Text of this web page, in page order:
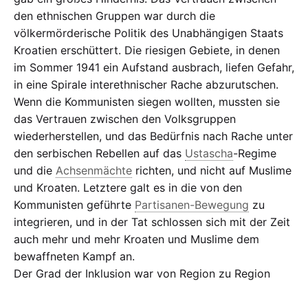
den ethnischen Gruppen war durch die
völkermörderische Politik des Unabhängigen Staats
Kroatien erschüttert. Die riesigen Gebiete, in denen
im Sommer 1941 ein Aufstand ausbrach, liefen Gefahr,
in eine Spirale interethnischer Rache abzurutschen.
Wenn die Kommunisten siegen wollten, mussten sie
das Vertrauen zwischen den Volksgruppen
wiederherstellen, und das Bedürfnis nach Rache unter
den serbischen Rebellen auf das Ustascha-Regime
und die Achsenmächte richten, und nicht auf Muslime
und Kroaten. Letztere galt es in die von den
Kommunisten geführte Partisanen-Bewegung zu
integrieren, und in der Tat schlossen sich mit der Zeit
auch mehr und mehr Kroaten und Muslime dem
bewaffneten Kampf an.
Der Grad der Inklusion war von Region zu Region